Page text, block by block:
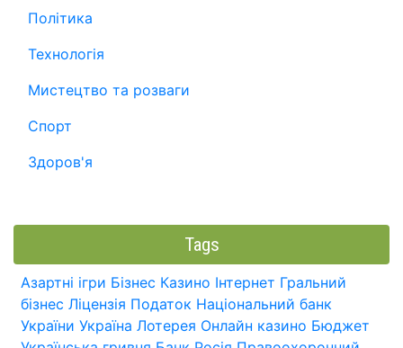
Політика
Технологія
Мистецтво та розваги
Спорт
Здоров'я
Tags
Азартні ігри Бізнес Казино Інтернет Гральний
бізнес Ліцензія Податок Національний банк
України Україна Лотерея Онлайн казино Бюджет